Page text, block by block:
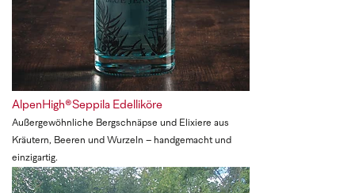
AlpenHigh®Seppila Edelliköre
Außergewöhnliche Bergschnäpse und Elixiere aus
Kräutern, Beeren und Wurzeln – handgemacht und
einzigartig.